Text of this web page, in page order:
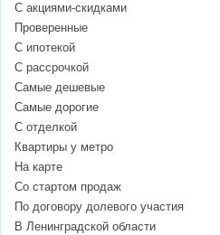
С акциями-скидками
Проверенные
С ипотекой
С рассрочкой
Самые дешевые
Самые дорогие
С отделкой
Квартиры у метро
На карте
Со стартом продаж
По договору долевого участия
В Ленинградской области